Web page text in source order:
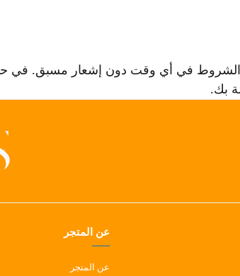
في أي وقت دون إشعار مسبق. في حال
بك.
عن المتجر
عن المتجر